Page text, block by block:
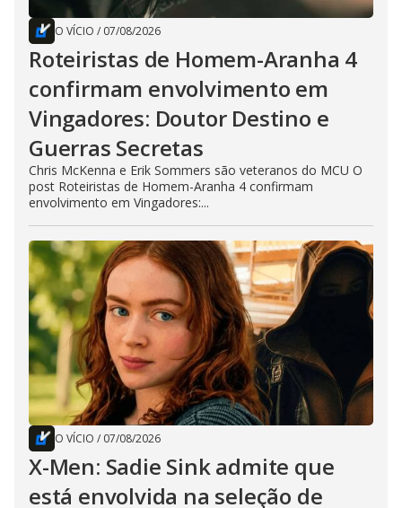
O VÍCIO / 07/08/2026
Roteiristas de Homem-Aranha 4
confirmam envolvimento em
Vingadores: Doutor Destino e
Guerras Secretas
Chris McKenna e Erik Sommers são veteranos do MCU O
post Roteiristas de Homem-Aranha 4 confirmam
envolvimento em Vingadores:...
O VÍCIO / 07/08/2026
X-Men: Sadie Sink admite que
está envolvida na seleção de